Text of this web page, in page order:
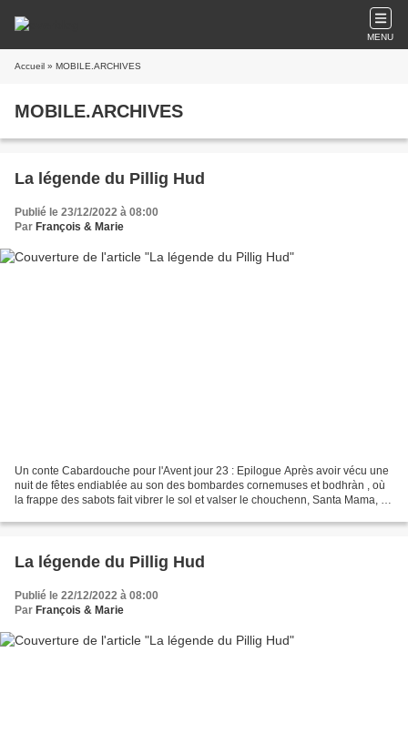
MENU
Accueil » MOBILE.ARCHIVES
MOBILE.ARCHIVES
La légende du Pillig Hud
Publié le 23/12/2022 à 08:00
Par François & Marie
Un conte Cabardouche pour l'Avent jour 23 : Epilogue Après avoir vécu une
nuit de fêtes endiablée au son des bombardes cornemuses et bodhràn , où
la frappe des sabots fait vibrer le sol et valser le chouchenn, Santa Mama, le
La légende du Pillig Hud
Publié le 22/12/2022 à 08:00
Par François & Marie